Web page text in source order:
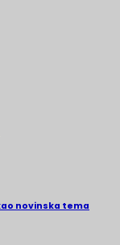
novinska tema